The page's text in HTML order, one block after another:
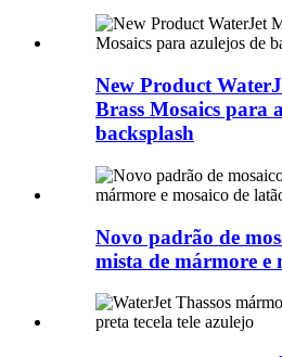
New Product
Brass Mosaics para
backsplash
Novo padrão de
mista de mármore e